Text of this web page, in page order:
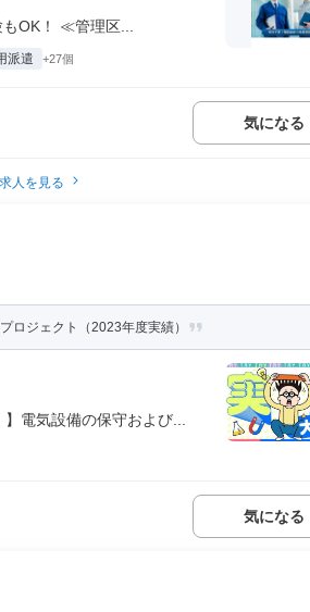
OK！ ≪管理区...
派遣 +27個
気になる
人を見る
ロジェクト（2023年度実績）
電気設備の保守および...
気になる